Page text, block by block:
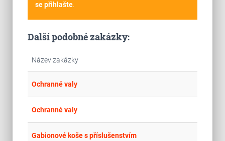
se přihlašte.
Další podobné zakázky:
Název zakázky
Ochranné valy
Ochranné valy
Gabionové koše s příslušenstvím